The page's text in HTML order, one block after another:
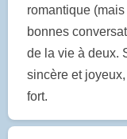
romantique
bonnes
de la vie à deux.
sincère et
fort.